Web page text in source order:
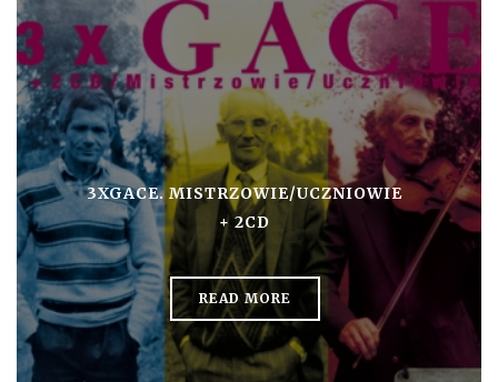
3XGACE. MISTRZOWIE/UCZNIOWIE
+ 2CD
READ MORE